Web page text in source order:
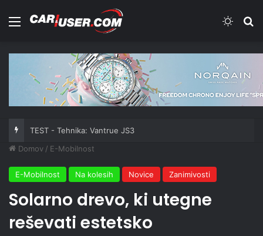
Meni
TEST - Tehnika: Vantrue JS3
Domov / E-Mobilnost
E-Mobilnost Na kolesih Novice Zanimivosti
Solarno drevo, ki utegne
reševati estetsko